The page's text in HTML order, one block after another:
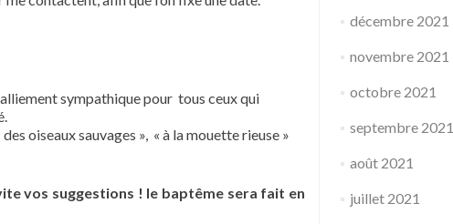
sympathique pour tous ceux qui
oiseaux sauvages », « à la mouette rieuse »
vos suggestions ! le baptême sera fait en
décembre 2021
novembre 2021
octobre 2021
septembre 2021
août 2021
juillet 2021